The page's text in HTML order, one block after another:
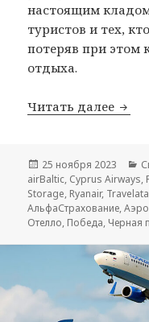
настоящим
туристов и тех,
потеряв при этом
отдыха.
Читать далее
Опубликовано
25 ноября 2023
airBaltic, Cyprus Airways,
Storage, Ryanair,
АльфаСтрахование,
Отелло, Победа, Черная